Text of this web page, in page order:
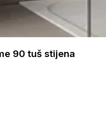
90 tuš stijena